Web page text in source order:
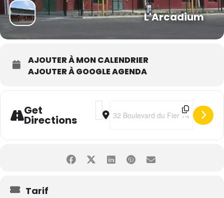
L'Arcadium
AJOUTER À MON CALENDRIER
AJOUTER À GOOGLE AGENDA
Get
Directions
Address - Constance "Pot Pourri"
Destination Address -
Tarif